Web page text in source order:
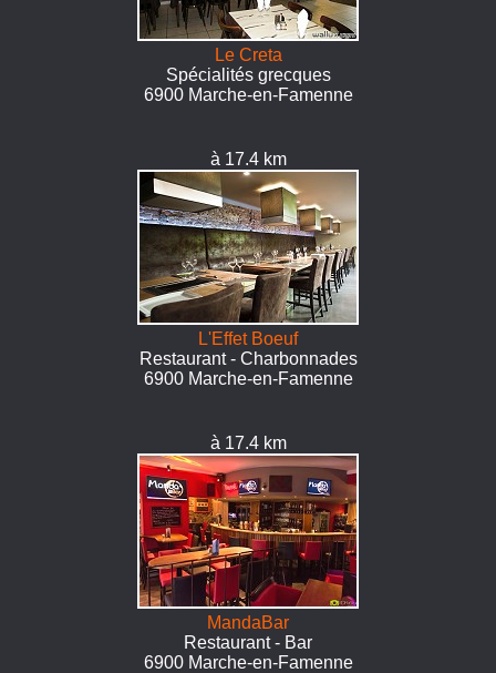
Le Creta
Spécialités grecques
6900 Marche-en-Famenne
à 17.4 km
L'Effet Boeuf
Restaurant - Charbonnades
6900 Marche-en-Famenne
à 17.4 km
MandaBar
Restaurant - Bar
6900 Marche-en-Famenne